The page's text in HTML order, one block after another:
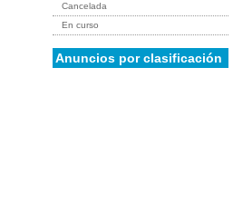
Cancelada
En curso
Anuncios por clasificación